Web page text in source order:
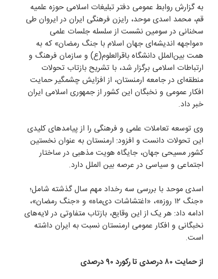
به گزارش روابط عمومی دفتر تبلیغات اسلامی حوزه علمیه
قم، محمد اسدی موحد، رایزن فرهنگی ایران در ایروان طی
سخنانی در سومین نشست از سلسله جلسات علمی
«مواجهه اندیشه‌ای جهان اسلام با جنگ رمضان» که به
همت بین‌الملل دانشگاه باقرالعلوم(ع) و سازمان فرهنگ و
ارتباطات اسلامی برگزار شد، با تشریح بازتاب تحولات
منطقه‌ای در جامعه ارمنستان، از افزایش چشمگیر حمایت
افکار عمومی و نخبگان این کشور از جمهوری اسلامی ایران
خبر داد.
وی توسعه تعاملات علمی و فرهنگی را از پیامدهای کلیدی
این تحولات دانست و افزود: ارمنستان به عنوان نخستین
کشور مسیحی جهان، جایگاه هویت مذهبی در ساختار
اجتماعی و سیاسی در عرصه بین الملل دارد.
اسدی موحد با بررسی سه رخداد مهم سال گذشته شامل؛
«جنگ ۱۲ روزه»، «اغتشاشات دی‌ماه» و «جنگ رمضان»،
ادامه داد: هر یک از این وقایع، بازتاب متفاوتی در لایه‌های
نخبگانی و افکار عمومی ارمنستان نسبت به ایران داشته
است.
از حمایت ۸۰ درصدی تا رکورد ۹۰ درصدی